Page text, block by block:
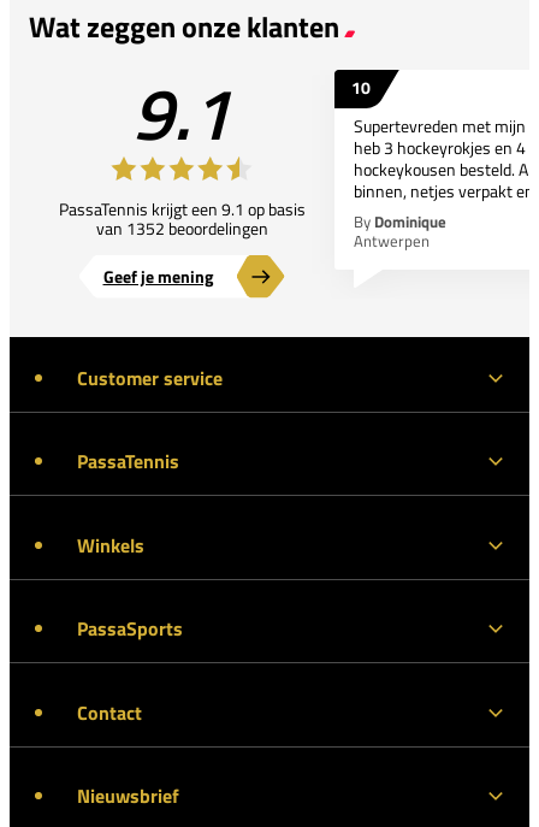
Wat zeggen onze klanten
9.1
PassaTennis krijgt een 9.1 op basis
van 1352 beoordelingen
Geef je mening
10
Supertevreden met mijn
heb 3 hockeyrokjes en 4
hockeykousen besteld.
binnen, netjes verpakt
By Dominique
Antwerpen
Customer service
PassaTennis
Winkels
PassaSports
Contact
Nieuwsbrief